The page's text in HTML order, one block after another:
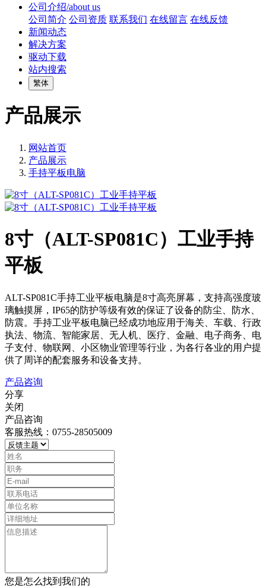
公司介绍/about us
公司简介 公司资质 联系我们 在线留言 在线反馈
新闻动态
解决方案
驱动下载
站内搜索
繁体
产品展示
网站首页
产品展示
手持平板电脑
8寸（ALT-SP081C）工业手持
平板
ALT-SP081C手持工业平板电脑是8寸高亮屏幕，支持高强度玻
璃触摸屏，IP65的防护等级有效的保证了设备的防尘、防水、
防震。手持工业平板电脑已经成功地应用于海关、车载、行政
执法、物流、智能家居、无人机、医疗、金融、电子商务、电
子支付、物联网、小区物业管理等行业，为各行各业的用户提
供了周详的配套服务和设备支持。
产品咨询
分享
关闭
产品咨询
客服热线：0755-28505009
您是怎么找到我们的